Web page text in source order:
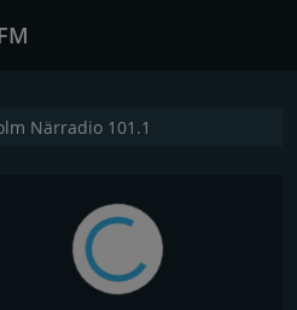
Närradio 101.1